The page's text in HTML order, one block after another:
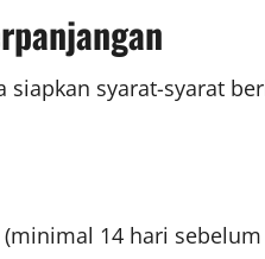
syarat-syarat
14 hari